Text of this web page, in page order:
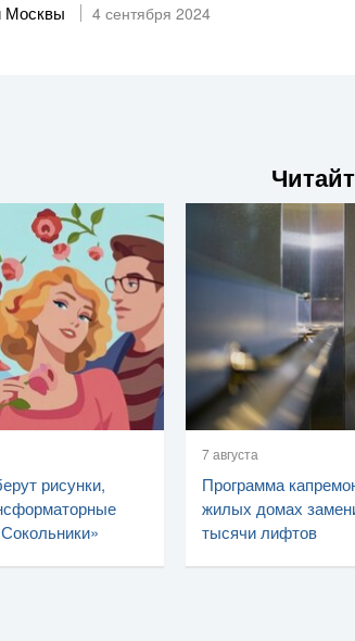
Москвы 4 сентября 2024
рисунки,
7 августа
Программа
жилых домах
тысячи лифтов